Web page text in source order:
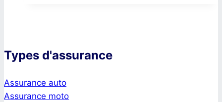
Types d'assurance
Assurance auto
Assurance moto